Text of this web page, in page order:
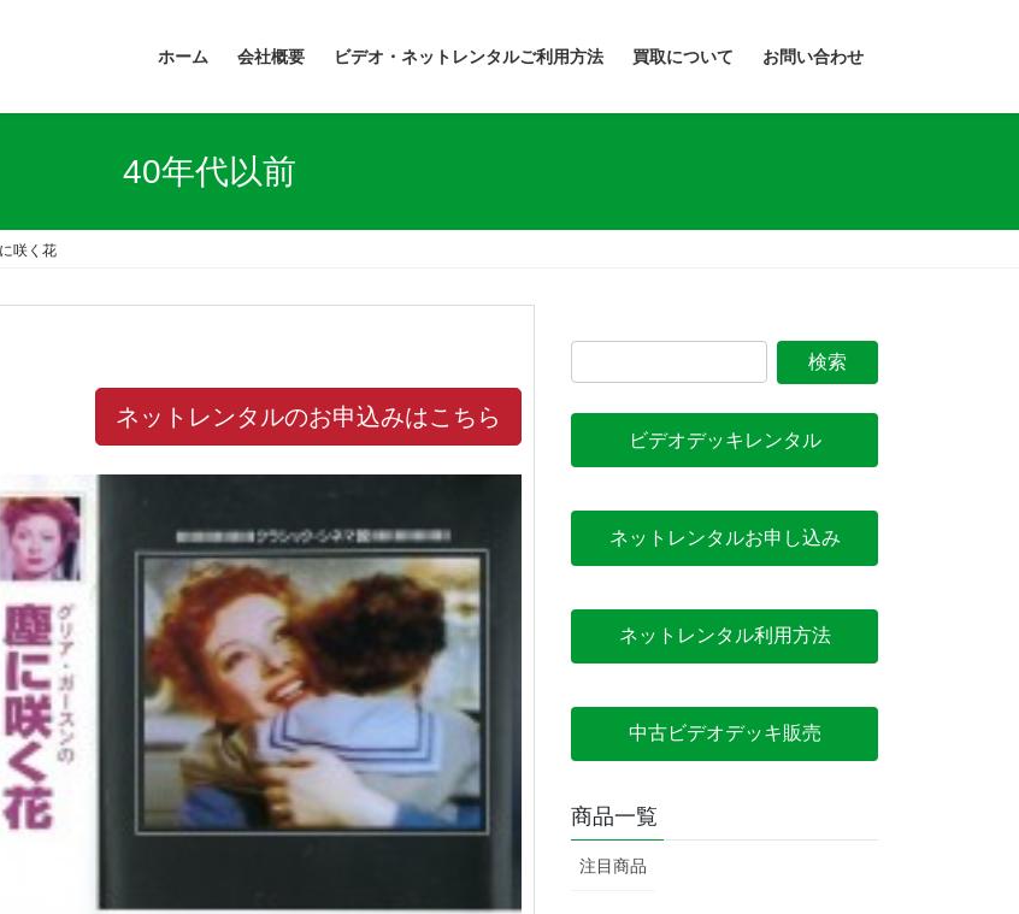
ホーム 会社概要 ビデオ・ネットレンタルご利用方法 買取について お問い合わせ
40年代以前
咲く花
ネットレンタルのお申込みはこちら
ビデオデッキレンタル
ネットレンタルお申し込み
ネットレンタル利用方法
中古ビデオデッキ販売
商品一覧
注目商品